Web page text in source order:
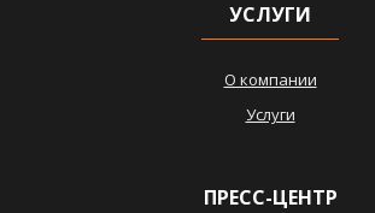
УСЛУГИ
О компании
Услуги
ПРЕСС-ЦЕНТР